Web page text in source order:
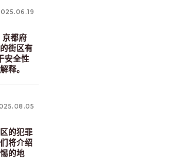
京都府
街区有
安全性
释。
的犯罪
将介绍
的地